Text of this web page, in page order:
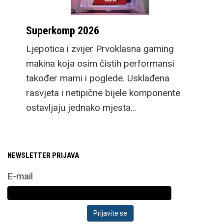
Superkomp 2026
Ljepotica i zvijer Prvoklasna gaming
makina koja osim čistih performansi
također mami i poglede. Usklađena
rasvjeta i netipične bijele komponente
ostavljaju jednako mjesta…
NEWSLETTER PRIJAVA
E-mail